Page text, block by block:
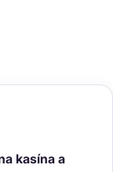
kasína a